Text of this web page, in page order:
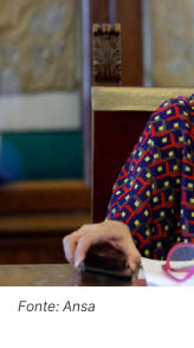
Fonte: Ansa